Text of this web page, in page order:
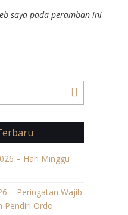
saya pada peramban ini
– Hari Minggu
– Peringatan Wajib
Pendiri Ordo